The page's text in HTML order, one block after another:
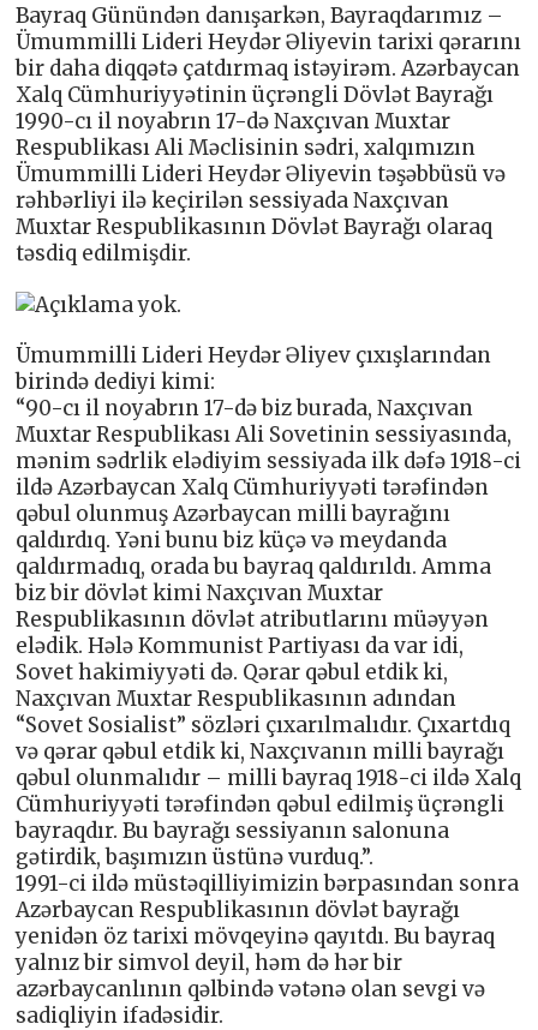
Bayraq Günündən danışarkən, Bayraqdarımız –
Ümummilli Lideri Heydər Əliyevin tarixi qərarını
bir daha diqqətə çatdırmaq istəyirəm. Azərbaycan
Xalq Cümhuriyyətinin üçrəngli Dövlət Bayrağı
1990-cı il noyabrın 17-də Naxçıvan Muxtar
Respublikası Ali Məclisinin sədri, xalqımızın
Ümummilli Lideri Heydər Əliyevin təşəbbüsü və
rəhbərliyi ilə keçirilən sessiyada Naxçıvan
Muxtar Respublikasının Dövlət Bayrağı olaraq
təsdiq edilmişdir.
Ümummilli Lideri Heydər Əliyev çıxışlarından
birində dediyi kimi:
“90-cı il noyabrın 17-də biz burada, Naxçıvan
Muxtar Respublikası Ali Sovetinin sessiyasında,
mənim sədrlik elədiyim sessiyada ilk dəfə 1918-ci
ildə Azərbaycan Xalq Cümhuriyyəti tərəfindən
qəbul olunmuş Azərbaycan milli bayrağını
qaldırdıq. Yəni bunu biz küçə və meydanda
qaldırmadıq, orada bu bayraq qaldırıldı. Amma
biz bir dövlət kimi Naxçıvan Muxtar
Respublikasının dövlət atributlarını müəyyən
elədik. Hələ Kommunist Partiyası da var idi,
Sovet hakimiyyəti də. Qərar qəbul etdik ki,
Naxçıvan Muxtar Respublikasının adından
“Sovet Sosialist” sözləri çıxarılmalıdır. Çıxartdıq
və qərar qəbul etdik ki, Naxçıvanın milli bayrağı
qəbul olunmalıdır – milli bayraq 1918-ci ildə Xalq
Cümhuriyyəti tərəfindən qəbul edilmiş üçrəngli
bayraqdır. Bu bayrağı sessiyanın salonuna
gətirdik, başımızın üstünə vurduq.”.
1991-ci ildə müstəqilliyimizin bərpasından sonra
Azərbaycan Respublikasının dövlət bayrağı
yenidən öz tarixi mövqeyinə qayıtdı. Bu bayraq
yalnız bir simvol deyil, həm də hər bir
azərbaycanlının qəlbində vətənə olan sevgi və
sadiqliyin ifadəsidir.